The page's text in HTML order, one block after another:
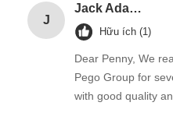
J
Jack Adams
Hữu ích (1)
Dear Penny, We
Pego Group for
with good quality